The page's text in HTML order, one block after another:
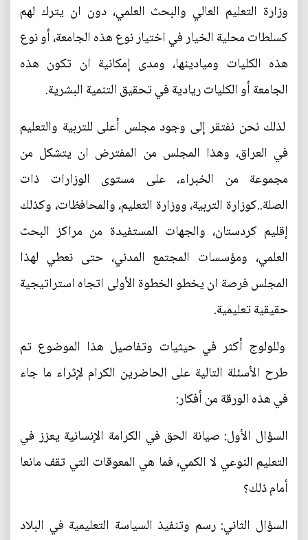
وزارة التعليم العالي والبحث العلمي، دون ان يترك لهم
كسلطات محلية الخيار في اختيار نوع هذه الجامعة، أو نوع
هذه الكليات وميادينها، ومدى إمكانية ان تكون هذه
الجامعة أو الكليات ريادية في تحقيق التنمية البشرية.
لذلك نحن نفتقر إلى وجود مجلس أعلى للتربية والتعليم
في العراق، وهذا المجلس من المفترض ان يتشكل من
مجموعة من الخبراء، على مستوى الوزارات ذات
الصلة..كوزارة التربية، ووزارة التعليم، والمحافظات، وكذلك
إقليم كردستان، والجهات المستفيدة من مراكز البحث
العلمي، ومؤسسات المجتمع المدني، حتى نعطي لهذا
المجلس فرصة ان يخطو الخطوة الأولى اتجاه استراتيجية
حقيقية تعليمية.
وللولوج أكثر في حيثيات وتفاصيل هذا الموضوع تم
طرح الأسئلة التالية على الحاضرين الكرام لإثراء ما جاء
في هذه الورقة من أفكار:
السؤال الأول: صيانة الحق في الكرامة الإنسانية يعزز في
التعليم النوعي لا الكمي، فما هي المعوقات التي تقف مانعا
أمام ذلك؟
السؤال الثاني: رسم وتنفيذ السياسة التعليمية في البلاد